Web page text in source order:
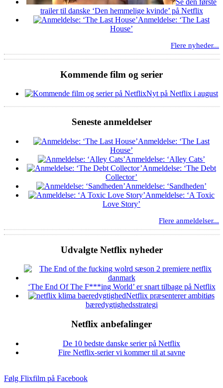
Se den første
trailer til danske ‘Den hemmelige kvinde’ på Netflix
Anmeldelse: ‘The Last
House’
Flere nyheder...
Kommende film og serier
Nyt på Netflix i august
Seneste anmeldelser
Anmeldelse: ‘The Last
House’
Anmeldelse: ‘Alley Cats’
Anmeldelse: ‘The Debt
Collector’
Anmeldelse: ‘Sandheden’
Anmeldelse: ‘A Toxic
Love Story’
Flere anmeldelser...
Udvalgte Netflix nyheder
‘The End Of The F***ing World’ er snart tilbage på Netflix
Netflix præsenterer ambitiøs
bæredygtighedsstrategi
Netflix anbefalinger
De 10 bedste danske serier på Netflix
Fire Netflix-serier vi kommer til at savne
Følg Flixfilm på Facebook